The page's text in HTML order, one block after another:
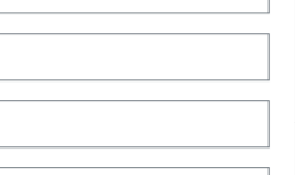
Sostituzioni e Resi
Guida Taglie